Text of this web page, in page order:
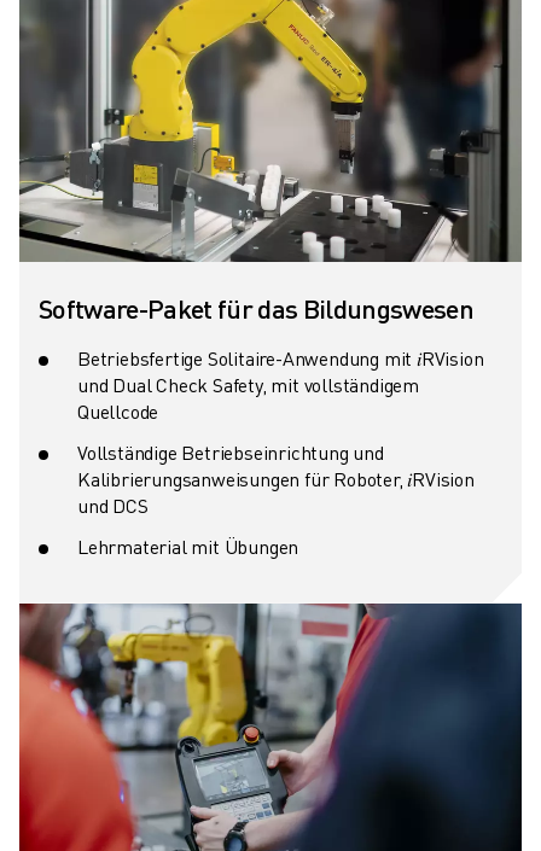
Software-Paket für das Bildungswesen
Betriebsfertige Solitaire-Anwendung mit 𝑖RVision
und Dual Check Safety, mit vollständigem
Quellcode
Vollständige Betriebseinrichtung und
Kalibrierungsanweisungen für Roboter, 𝑖RVision
und DCS
Lehrmaterial mit Übungen